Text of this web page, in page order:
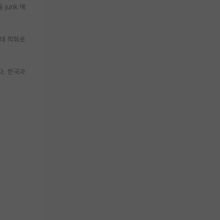
junk 메
학회로
. 한국과